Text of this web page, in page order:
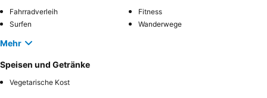
Fahrradverleih
Fitness
Surfen
Wanderwege
Mehr
Speisen und Getränke
Vegetarische Kost